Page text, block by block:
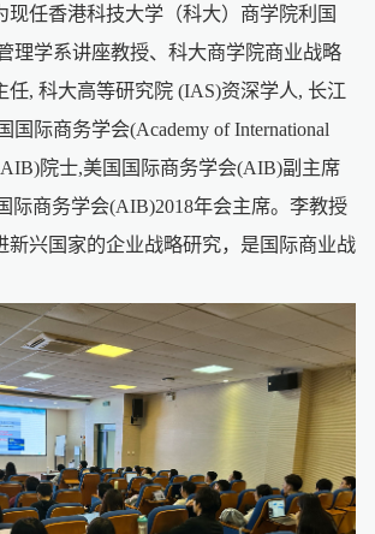
现任香港科技大学（科大）商学院利国
理学系讲座教授、科大商学院商业战略
任, 科大高等研究院 (IAS)资深学人, 长江
国际商务学会(Academy of International
AIB)院士,美国国际商务学会(AIB)副主席
际商务学会(AIB)2018年会主席。李教授
新兴国家的企业战略研究，是国际商业战